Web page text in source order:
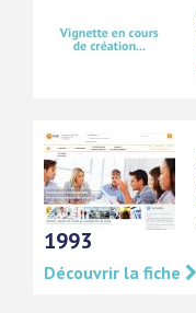
1993
Découvrir la fiche